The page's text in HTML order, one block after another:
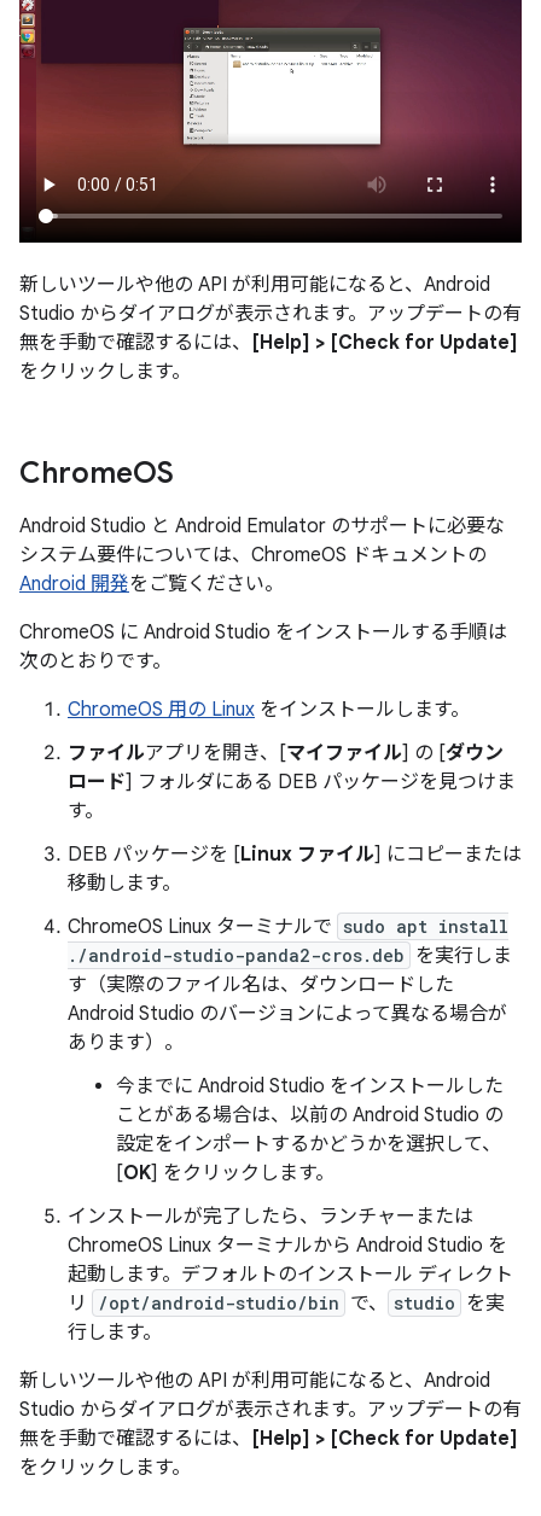
新しいツールや他の API が利用可能になると、Android
Studio からダイアログが表示されます。アップデートの有
無を手動で確認するには、
[Help] > [Check for Update]
をクリックします。
ChromeOS
Android Studio と Android Emulator のサポートに必要な
システム要件については、ChromeOS ドキュメントの
Android 開発をご覧ください。
ChromeOS に Android Studio をインストールする手順は
次のとおりです。
ChromeOS 用の Linux をインストールします。
ファイルアプリを開き、[マイファイル] の [ダウン
ロード] フォルダにある DEB パッケージを見つけま
す。
DEB パッケージを [Linux ファイル] にコピーまたは
移動します。
ChromeOS Linux ターミナルで sudo apt install
./android-studio-panda2-cros.deb を実行しま
す（実際のファイル名は、ダウンロードした
Android Studio のバージョンによって異なる場合が
あります）。
今までに Android Studio をインストールした
ことがある場合は、以前の Android Studio の
設定をインポートするかどうかを選択して、
[OK] をクリックします。
インストールが完了したら、ランチャーまたは
ChromeOS Linux ターミナルから Android Studio を
起動します。デフォルトのインストール ディレクト
リ
/opt/android-studio/bin で、 studio を実
行します。
新しいツールや他の API が利用可能になると、Android
Studio からダイアログが表示されます。アップデートの有
無を手動で確認するには、
[Help] > [Check for Update]
をクリックします。